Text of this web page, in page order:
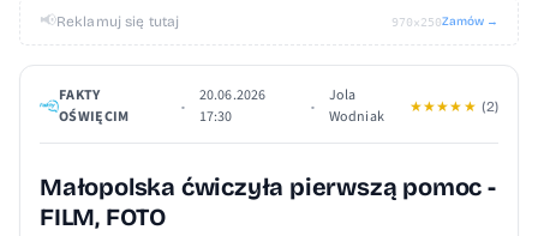
📢Reklamuj się tutaj 970×250Zamów →
FAKTY
OŚWIĘCIM
•
20.06.2026
17:30
•
Jola
Wodniak
★★★★ ★ (2)
Małopolska ćwiczyła pierwszą pomoc -
FILM, FOTO